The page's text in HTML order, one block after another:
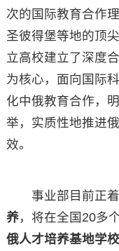
次的国际教育合作
圣彼得堡等地的顶
立高校建立了深度
为核心，面向国际
化中俄教育合作，
举，实质性地推进
效。
事业部目前正着
养，将在全国20多
俄人才培养基地学